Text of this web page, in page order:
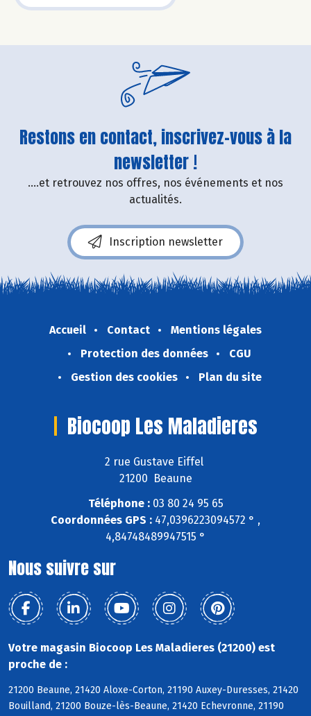
Restons en contact, inscrivez-vous à la
newsletter !
....et retrouvez nos offres, nos événements et nos
actualités.
Inscription newsletter
Accueil Contact
Mentions légales
Protection des données
CGU
Gestion des cookies
Plan du site
Biocoop Les Maladieres
2 rue Gustave Eiffel
21200 Beaune
Téléphone :03 80 24 95 65
Coordonnées GPS : 47,0396223094572 ° ,
4,84748489947515 °
Nous suivre sur
Votre magasin Biocoop Les Maladieres (21200) est
proche de :
21200 Beaune, 21420 Aloxe-Corton, 21190 Auxey-Duresses, 21420
Bouilland, 21200 Bouze-lès-Beaune, 21420 Echevronne, 21190